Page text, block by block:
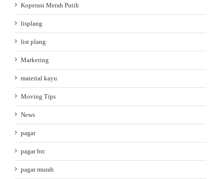
Koperasi Merah Putih
lisplang
list plang
Marketing
material kayu
Moving Tips
News
pagar
pagar brc
pagar murah